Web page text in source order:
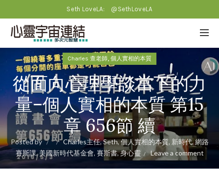
Seth LoveLA: @SethLoveLA
Charles 查老師, 個人實相的本質
從面向心理學談當下的力
量–個人實相的本質 第15
章 656節 續
Posted by Charles主任,Seth,個人實相的本質, 新時代,網路
賽斯課,美國新時代基金會, 賽斯書,身心靈 Leave a comment